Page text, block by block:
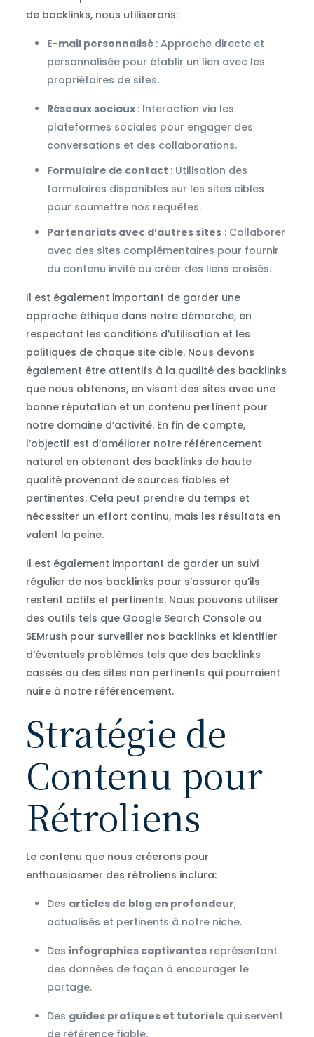
de backlinks, nous utiliserons:
E-mail personnalisé : Approche directe et
personnalisée pour établir un lien avec les
propriétaires de sites.
Réseaux sociaux : Interaction via les
plateformes sociales pour engager des
conversations et des collaborations.
Formulaire de contact : Utilisation des
formulaires disponibles sur les sites cibles
pour soumettre nos requêtes.
Partenariats avec d’autres sites: Collaborer
avec des sites complémentaires pour fournir
du contenu invité ou créer des liens croisés.
Il est également important de garder une
approche éthique dans notre démarche, en
respectant les conditions d’utilisation et les
politiques de chaque site cible. Nous devons
également être attentifs à la qualité des backlinks
que nous obtenons, en visant des sites avec une
bonne réputation et un contenu pertinent pour
notre domaine d’activité. En fin de compte,
l’objectif est d’améliorer notre référencement
naturel en obtenant des backlinks de haute
qualité provenant de sources fiables et
pertinentes. Cela peut prendre du temps et
nécessiter un effort continu, mais les résultats en
valent la peine.
Il est également important de garder un suivi
régulier de nos backlinks pour s’assurer qu’ils
restent actifs et pertinents. Nous pouvons utiliser
des outils tels que Google Search Console ou
SEMrush pour surveiller nos backlinks et identifier
d’éventuels problèmes tels que des backlinks
cassés ou des sites non pertinents qui pourraient
nuire à notre référencement.
Stratégie de
Contenu pour
Rétroliens
Le contenu que nous créerons pour
enthousiasmer des rétroliens inclura:
Des articles de blog en profondeur,
actualisés et pertinents à notre niche.
Des infographies captivantesreprésentant
des données de façon à encourager le
partage.
Des guides pratiques et tutorielsqui servent
de référence fiable.